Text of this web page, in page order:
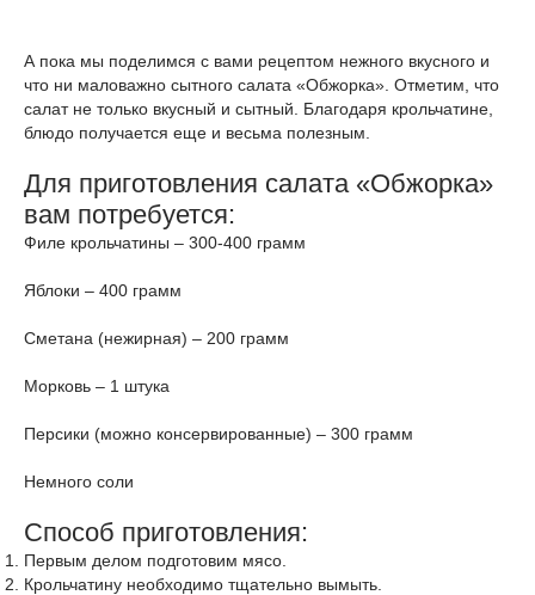
А пока мы поделимся с вами рецептом нежного вкусного и
что ни маловажно сытного салата «Обжорка». Отметим, что
салат не только вкусный и сытный. Благодаря крольчатине,
блюдо получается еще и весьма полезным.
Для приготовления салата «Обжорка»
вам потребуется:
Филе крольчатины – 300-400 грамм
Яблоки – 400 грамм
Сметана (нежирная) – 200 грамм
Морковь – 1 штука
Персики (можно консервированные) – 300 грамм
Немного соли
Способ приготовления:
Первым делом подготовим мясо.
Крольчатину необходимо тщательно вымыть.